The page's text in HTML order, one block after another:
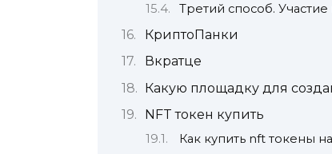
Третий способ.
КриптоПанки
Вкратце
Какую площадку для
NFT токен купить
Как купить nft токены